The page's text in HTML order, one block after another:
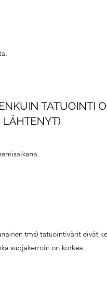
TATUOINTI
tms) tatuointivärit eivät
suojakerroin on korkea.